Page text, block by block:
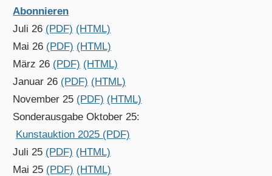
Abonnieren
Juli 26 (PDF) (HTML)
Mai 26 (PDF) (HTML)
März 26 (PDF) (HTML)
Januar 26 (PDF) (HTML)
November 25 (PDF) (HTML)
Sonderausgabe Oktober 25:
Kunstauktion 2025 (PDF)
Juli 25 (PDF) (HTML)
Mai 25 (PDF) (HTML)